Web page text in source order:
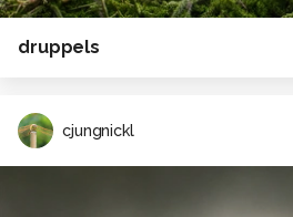
druppels
cjungnickl